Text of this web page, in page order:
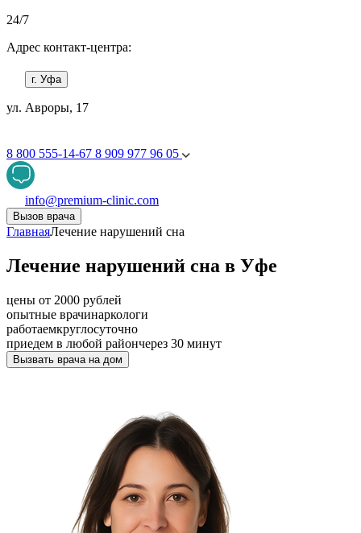
24/7
Адрес контакт-центра:
г. Уфа
ул. Авроры, 17
8 800 555-14-67 8 909 977 96 05
info@premium-clinic.com
Вызов врача
ГлавнаяЛечение нарушений сна
Лечение нарушений сна в Уфе
цены от 2000 рублей
опытные врачинаркологи
работаемкруглосуточно
приедем в любой райончерез 30 минут
Вызвать врача на дом